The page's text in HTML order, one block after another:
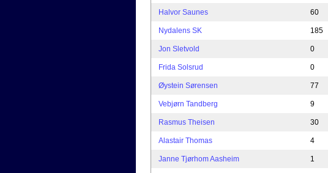
Halvor Saunes 60
Nydalens SK 185
Jon Sletvold 0
Frida Solsrud 0
Øystein Sørensen 77
Vebjørn Tandberg 9
Rasmus Theisen 30
Alastair Thomas 4
Janne Tjørhom Aasheim 1